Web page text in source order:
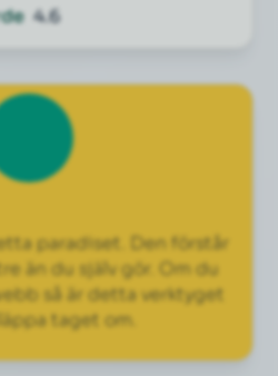
4.6
paradiset. Den förstår
än du själv gör. Om du
så är detta verktyget
taget om.